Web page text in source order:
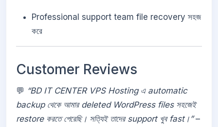
Professional support team file recovery সহজ
করে
Customer Reviews
💬 “BD IT CENTER VPS Hosting এ automatic
backup থেকে আমার deleted WordPress files সহজেই
restore করতে পেরেছি। সত্যিই তাদের support খুব fast।”–